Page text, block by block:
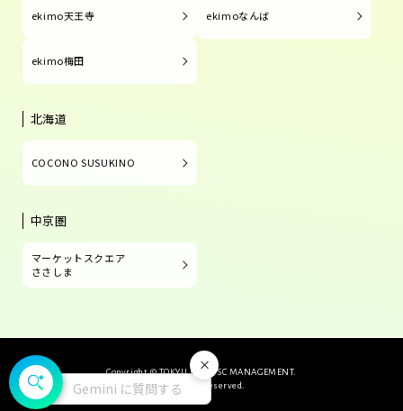
Gemini に質問する
閉じる
ekimo天王寺 ekimoなんば
ekimo梅田
北海道
COCONO SUSUKINO
中京圏
マーケットスクエア
ささしま
Copyright © TOKYU LAND SC MANAGEMENT.
All Rights Reserved.